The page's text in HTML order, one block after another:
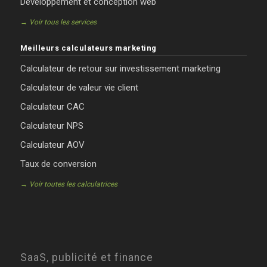
→ Voir tous les services
Meilleurs calculateurs marketing
Calculateur de retour sur investissement marketing
Calculateur de valeur vie client
Calculateur CAC
Calculateur NPS
Calculateur AOV
Taux de conversion
→ Voir toutes les calculatrices
SaaS, publicité et finance